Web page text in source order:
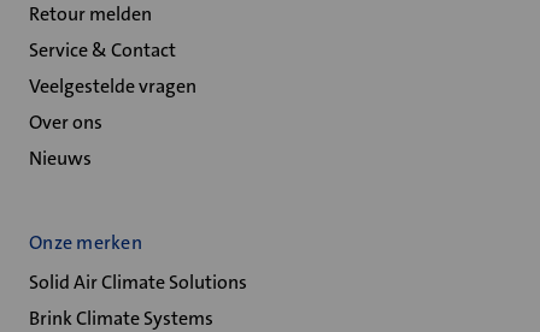
Retour melden
Service & Contact
Veelgestelde vragen
Over ons
Nieuws
Onze merken
Solid Air Climate Solutions
Brink Climate Systems